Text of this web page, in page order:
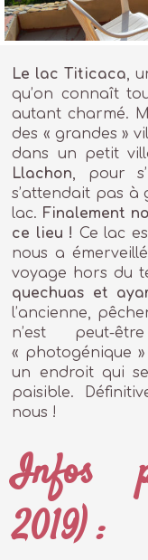
Le lac Titicaca,
qu’on connaît
autant charmé.
des « grandes »
dans un petit
Llachon, pour
s’attendait pas à
lac. Finalement
ce lieu ! Ce lac
nous a
voyage hors du
quechuas et
l’ancienne,
n’est peut-
« photogénique »
un endroit qui
paisible.
nous !
Infos
2019) :